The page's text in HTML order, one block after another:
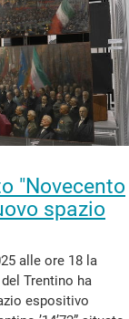
"Novecento
spazio
alle ore 18 la
Trentino ha
espositivo